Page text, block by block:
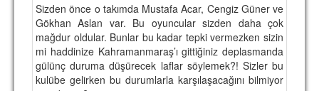
Sizden önce o takımda Mustafa Acar, Cengiz Güner ve
Gökhan Aslan var. Bu oyuncular sizden daha çok
mağdur oldular. Bunlar bu kadar tepki vermezken sizin
mi haddinize Kahramanmaraş’ı gittiğiniz deplasmanda
gülünç duruma düşürecek laflar söylemek?! Sizler bu
kulübe gelirken bu durumlarla karşılaşacağını bilmiyor